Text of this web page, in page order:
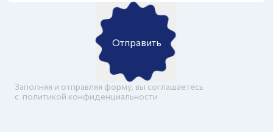
Отправить
Заполняя и отправляя форму, вы соглашаетесь
c политикой конфиденциальности